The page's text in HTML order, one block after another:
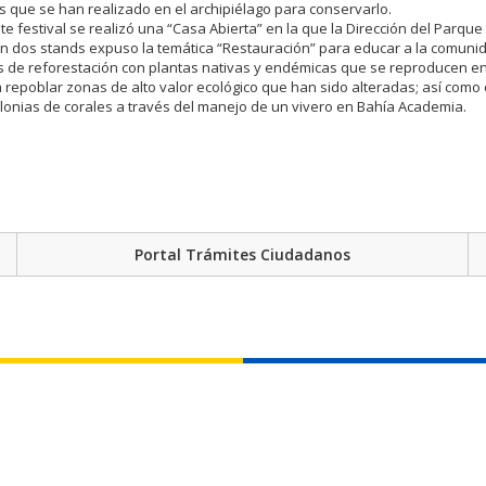
que se han realizado en el archipiélago para conservarlo.
festival se realizó una “Casa Abierta” en la que la Dirección del
dos stands expuso la temática “Restauración” para educar a la
de reforestación con plantas nativas y endémicas que se reproducen
zonas de alto valor ecológico que han sido alteradas; así como
de corales a través del manejo de un vivero en Bahía Academia.
Portal Trámites Ciudadanos